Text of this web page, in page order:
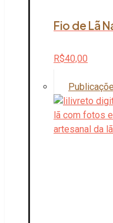
Fio de Lã
R$40,00